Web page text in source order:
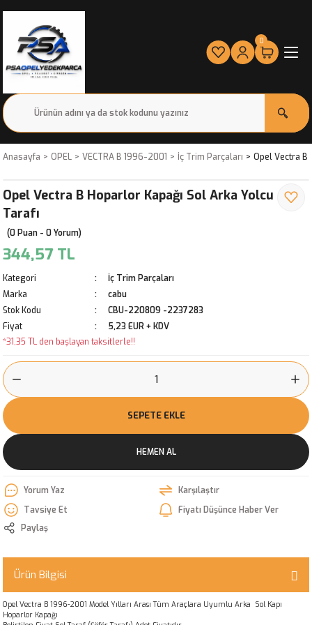
0
Anasayfa OPEL VECTRA B 1996-2001 İç Trim Parçaları Opel Vectra B
Opel Vectra B Hoparlor Kapağı Sol Arka Yolcu
Tarafı
(0 Puan - 0 Yorum)
344,57 TL
Kategori
İç Trim Parçaları
Marka
cabu
Stok Kodu
CBU-220809 -2237283
Fiyat
5,23 EUR + KDV
*31,35 TL den başlayan taksitlerle!!
SEPETE EKLE
HEMEN AL
Yorum Yaz
Karşılaştır
Tavsiye Et
Fiyatı Düşünce Haber Ver
Paylaş
Ürün Bilgisi
Opel Vectra B 1996-2001 Model Yılları Arası Tüm Araçlara Uyumlu Arka Sol Kapı
Hoparlor Kapağı